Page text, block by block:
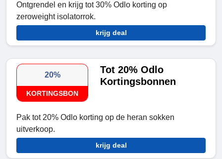
Ontgrendel en krijg tot 30% Odlo korting op
zeroweight isolatorrok.
krijg deal
20%
KORTINGSBON
Tot 20% Odlo
Kortingsbonnen
Pak tot 20% Odlo korting op de heran sokken
uitverkoop.
krijg deal